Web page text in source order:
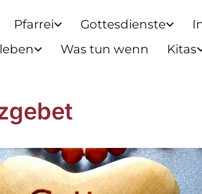
Pfarrei Gottesdienste
Was tun wenn Kitas